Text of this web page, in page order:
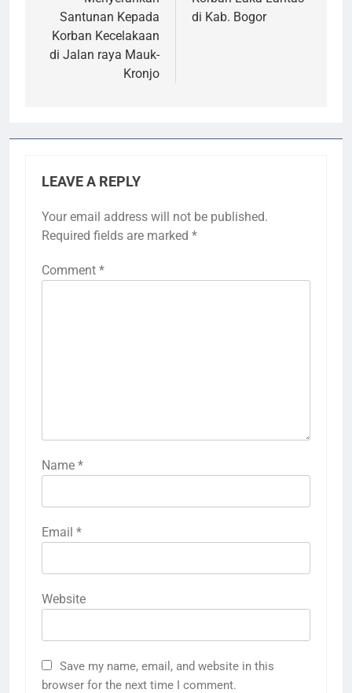
Santunan Kepada
Korban Kecelakaan
di Jalan raya Mauk-
Kronjo
di Kab. Bogor
LEAVE A REPLY
Your email address will not be published.
Required fields are marked *
Comment *
Name *
Email *
Website
Save my name, email, and website in this
browser for the next time I comment.